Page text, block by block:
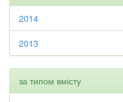
2014
2013
за типом вмісту